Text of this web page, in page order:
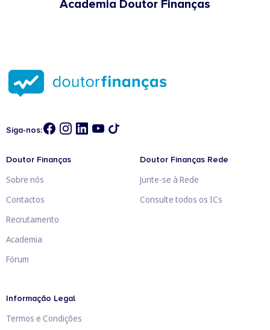
Academia Doutor Finanças
Siga-nos:
Doutor Finanças
Sobre nós
Contactos
Recrutamento
Academia
Fórum
Doutor Finanças Rede
Junte-se à Rede
Consulte todos os ICs
Informação Legal
Termos e Condições